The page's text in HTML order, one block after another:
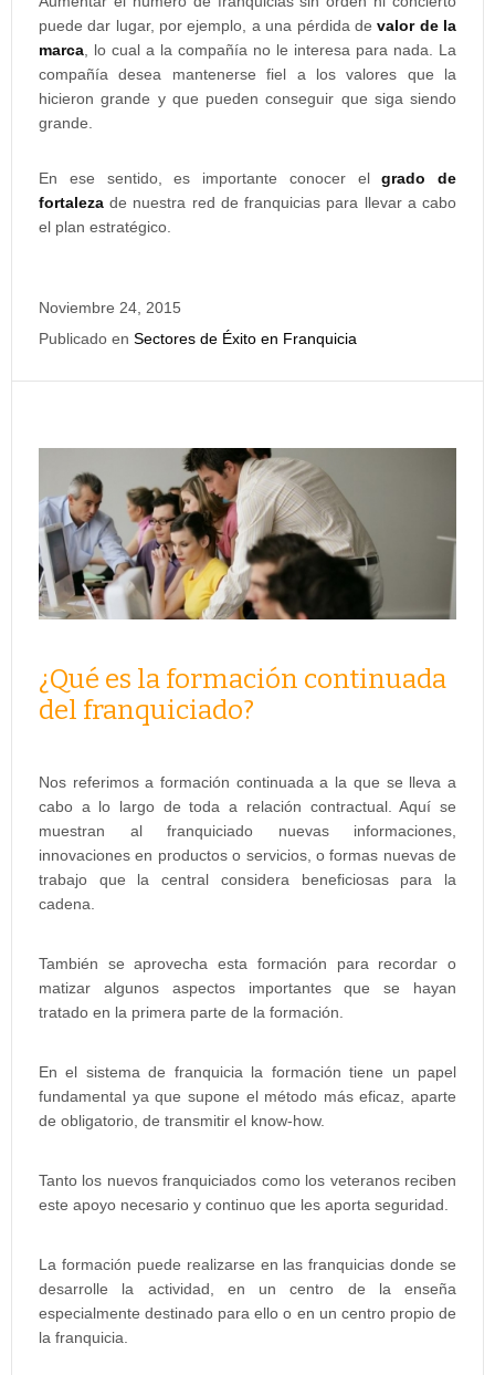
puede dar lugar, por ejemplo, a una pérdida devalor de la
marca , lo cual a la compañía no le interesa para nada. La
compañía desea mantenerse fiel a los valores que la
hicieron grande y que pueden conseguir que siga siendo
grande.
En ese sentido, es importante conocer elgrado de
fortaleza de nuestra red de franquicias para llevar a cabo
el plan estratégico.
Noviembre 24, 2015
Publicado en Sectores de Éxito en Franquicia
¿Qué es la formación continuada
del franquiciado?
Nos referimos a formación continuada a la que se lleva a
cabo a lo largo de toda a relación contractual. Aquí se
muestran al franquiciado nuevas informaciones,
innovaciones en productos o servicios, o formas nuevas de
trabajo que la central considera beneficiosas para la
cadena.
También se aprovecha esta formación para recordar o
matizar algunos aspectos importantes que se hayan
tratado en la primera parte de la formación.
En el sistema de franquicia la formación tiene un papel
fundamental ya que supone el método más eficaz, aparte
de obligatorio, de transmitir el know-how.
Tanto los nuevos franquiciados como los veteranos reciben
este apoyo necesario y continuo que les aporta seguridad.
La formación puede realizarse en las franquicias donde se
desarrolle la actividad, en un centro de la enseña
especialmente destinado para ello o en un centro propio de
la franquicia.